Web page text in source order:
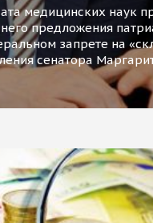
медицинских наук
предложения
запрете на
сенатора